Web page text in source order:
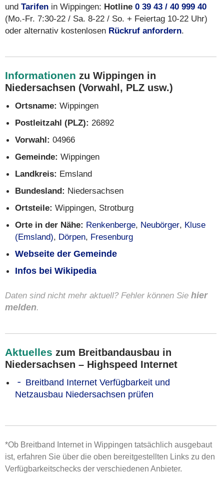
und Tarifen in Wippingen: Hotline 0 39 43 / 40 999 40
(Mo.-Fr. 7:30-22 / Sa. 8-22 / So. + Feiertag 10-22 Uhr)
oder alternativ kostenlosen Rückruf anfordern.
Informationen zu Wippingen in
Niedersachsen (Vorwahl, PLZ usw.)
Ortsname: Wippingen
Postleitzahl (PLZ): 26892
Vorwahl: 04966
Gemeinde: Wippingen
Landkreis: Emsland
Bundesland: Niedersachsen
Ortsteile: Wippingen, Strotburg
Orte in der Nähe: Renkenberge, Neubörger, Kluse
(Emsland), Dörpen, Fresenburg
Webseite der Gemeinde
Infos bei Wikipedia
Daten sind nicht mehr aktuell? Fehler können Sie hier
melden.
Aktuelles zum Breitbandausbau in
Niedersachsen – Highspeed Internet
Breitband Internet Verfügbarkeit und
Netzausbau Niedersachsen prüfen
*Ob Breitband Internet in Wippingen tatsächlich ausgebaut
ist, erfahren Sie über die oben bereitgestellten Links zu den
Verfügbarkeitschecks der verschiedenen Anbieter.